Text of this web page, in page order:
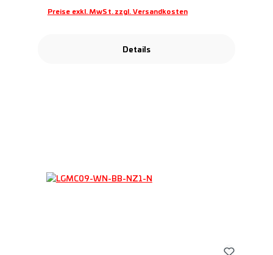
Preise exkl. MwSt. zzgl. Versandkosten
Details